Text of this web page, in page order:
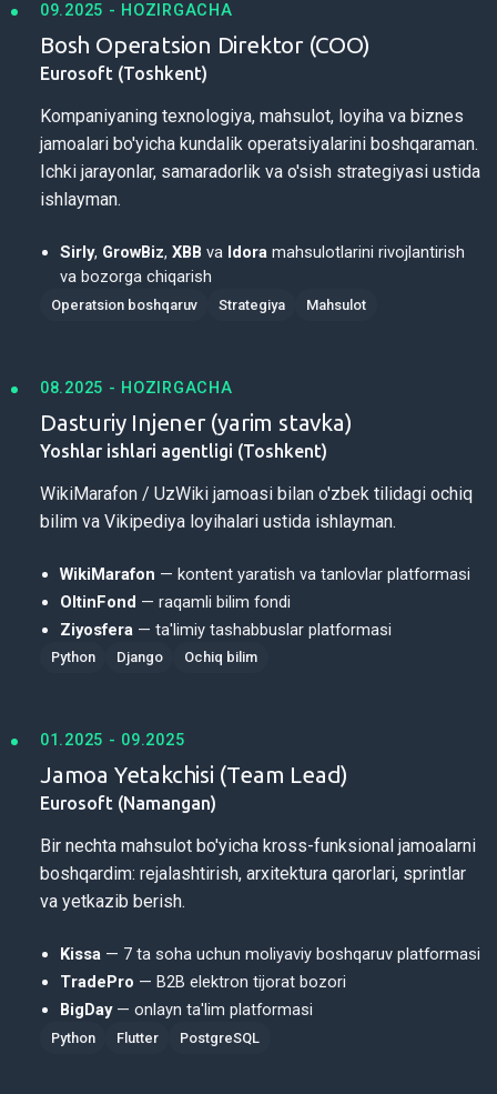
09.2025 - HOZIRGACHA
Bosh Operatsion Direktor (COO)
Eurosoft (Toshkent)
Kompaniyaning texnologiya, mahsulot, loyiha va biznes
jamoalari bo'yicha kundalik operatsiyalarini boshqaraman.
Ichki jarayonlar, samaradorlik va o'sish strategiyasi ustida
ishlayman.
Sirly, GrowBiz, XBB va Idora mahsulotlarini rivojlantirish
va bozorga chiqarish
Operatsion boshqaruv Strategiya Mahsulot
08.2025 - HOZIRGACHA
Dasturiy Injener (yarim stavka)
Yoshlar ishlari agentligi (Toshkent)
WikiMarafon / UzWiki jamoasi bilan o'zbek tilidagi ochiq
bilim va Vikipediya loyihalari ustida ishlayman.
WikiMarafon — kontent yaratish va tanlovlar platformasi
OltinFond — raqamli bilim fondi
Ziyosfera — ta'limiy tashabbuslar platformasi
Python Django Ochiq bilim
01.2025 - 09.2025
Jamoa Yetakchisi (Team Lead)
Eurosoft (Namangan)
Bir nechta mahsulot bo'yicha kross-funksional jamoalarni
boshqardim: rejalashtirish, arxitektura qarorlari, sprintlar
va yetkazib berish.
Kissa — 7 ta soha uchun moliyaviy boshqaruv platformasi
TradePro — B2B elektron tijorat bozori
BigDay— onlayn ta'lim platformasi
Python Flutter PostgreSQL